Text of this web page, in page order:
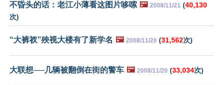
不昏头的话：老江小薄看这图片哆嗦 🖼️ 2008/11/21 (40,130
次)
“大裤衩”殃视大楼有了新学名 🖼️ 2008/11/20 (31,562次)
大联想──几辆被翻倒在街的警车 🖼️ 2008/11/20 (33,034次)